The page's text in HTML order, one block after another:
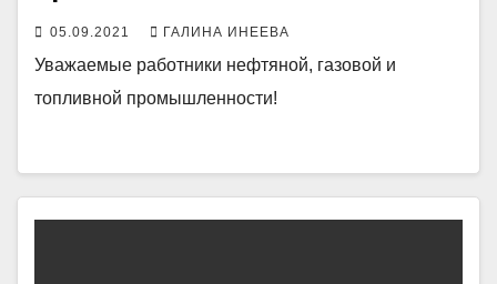
05.09.2021 ГАЛИНА ИНЕЕВА
Уважаемые работники нефтяной, газовой и
топливной промышленности!